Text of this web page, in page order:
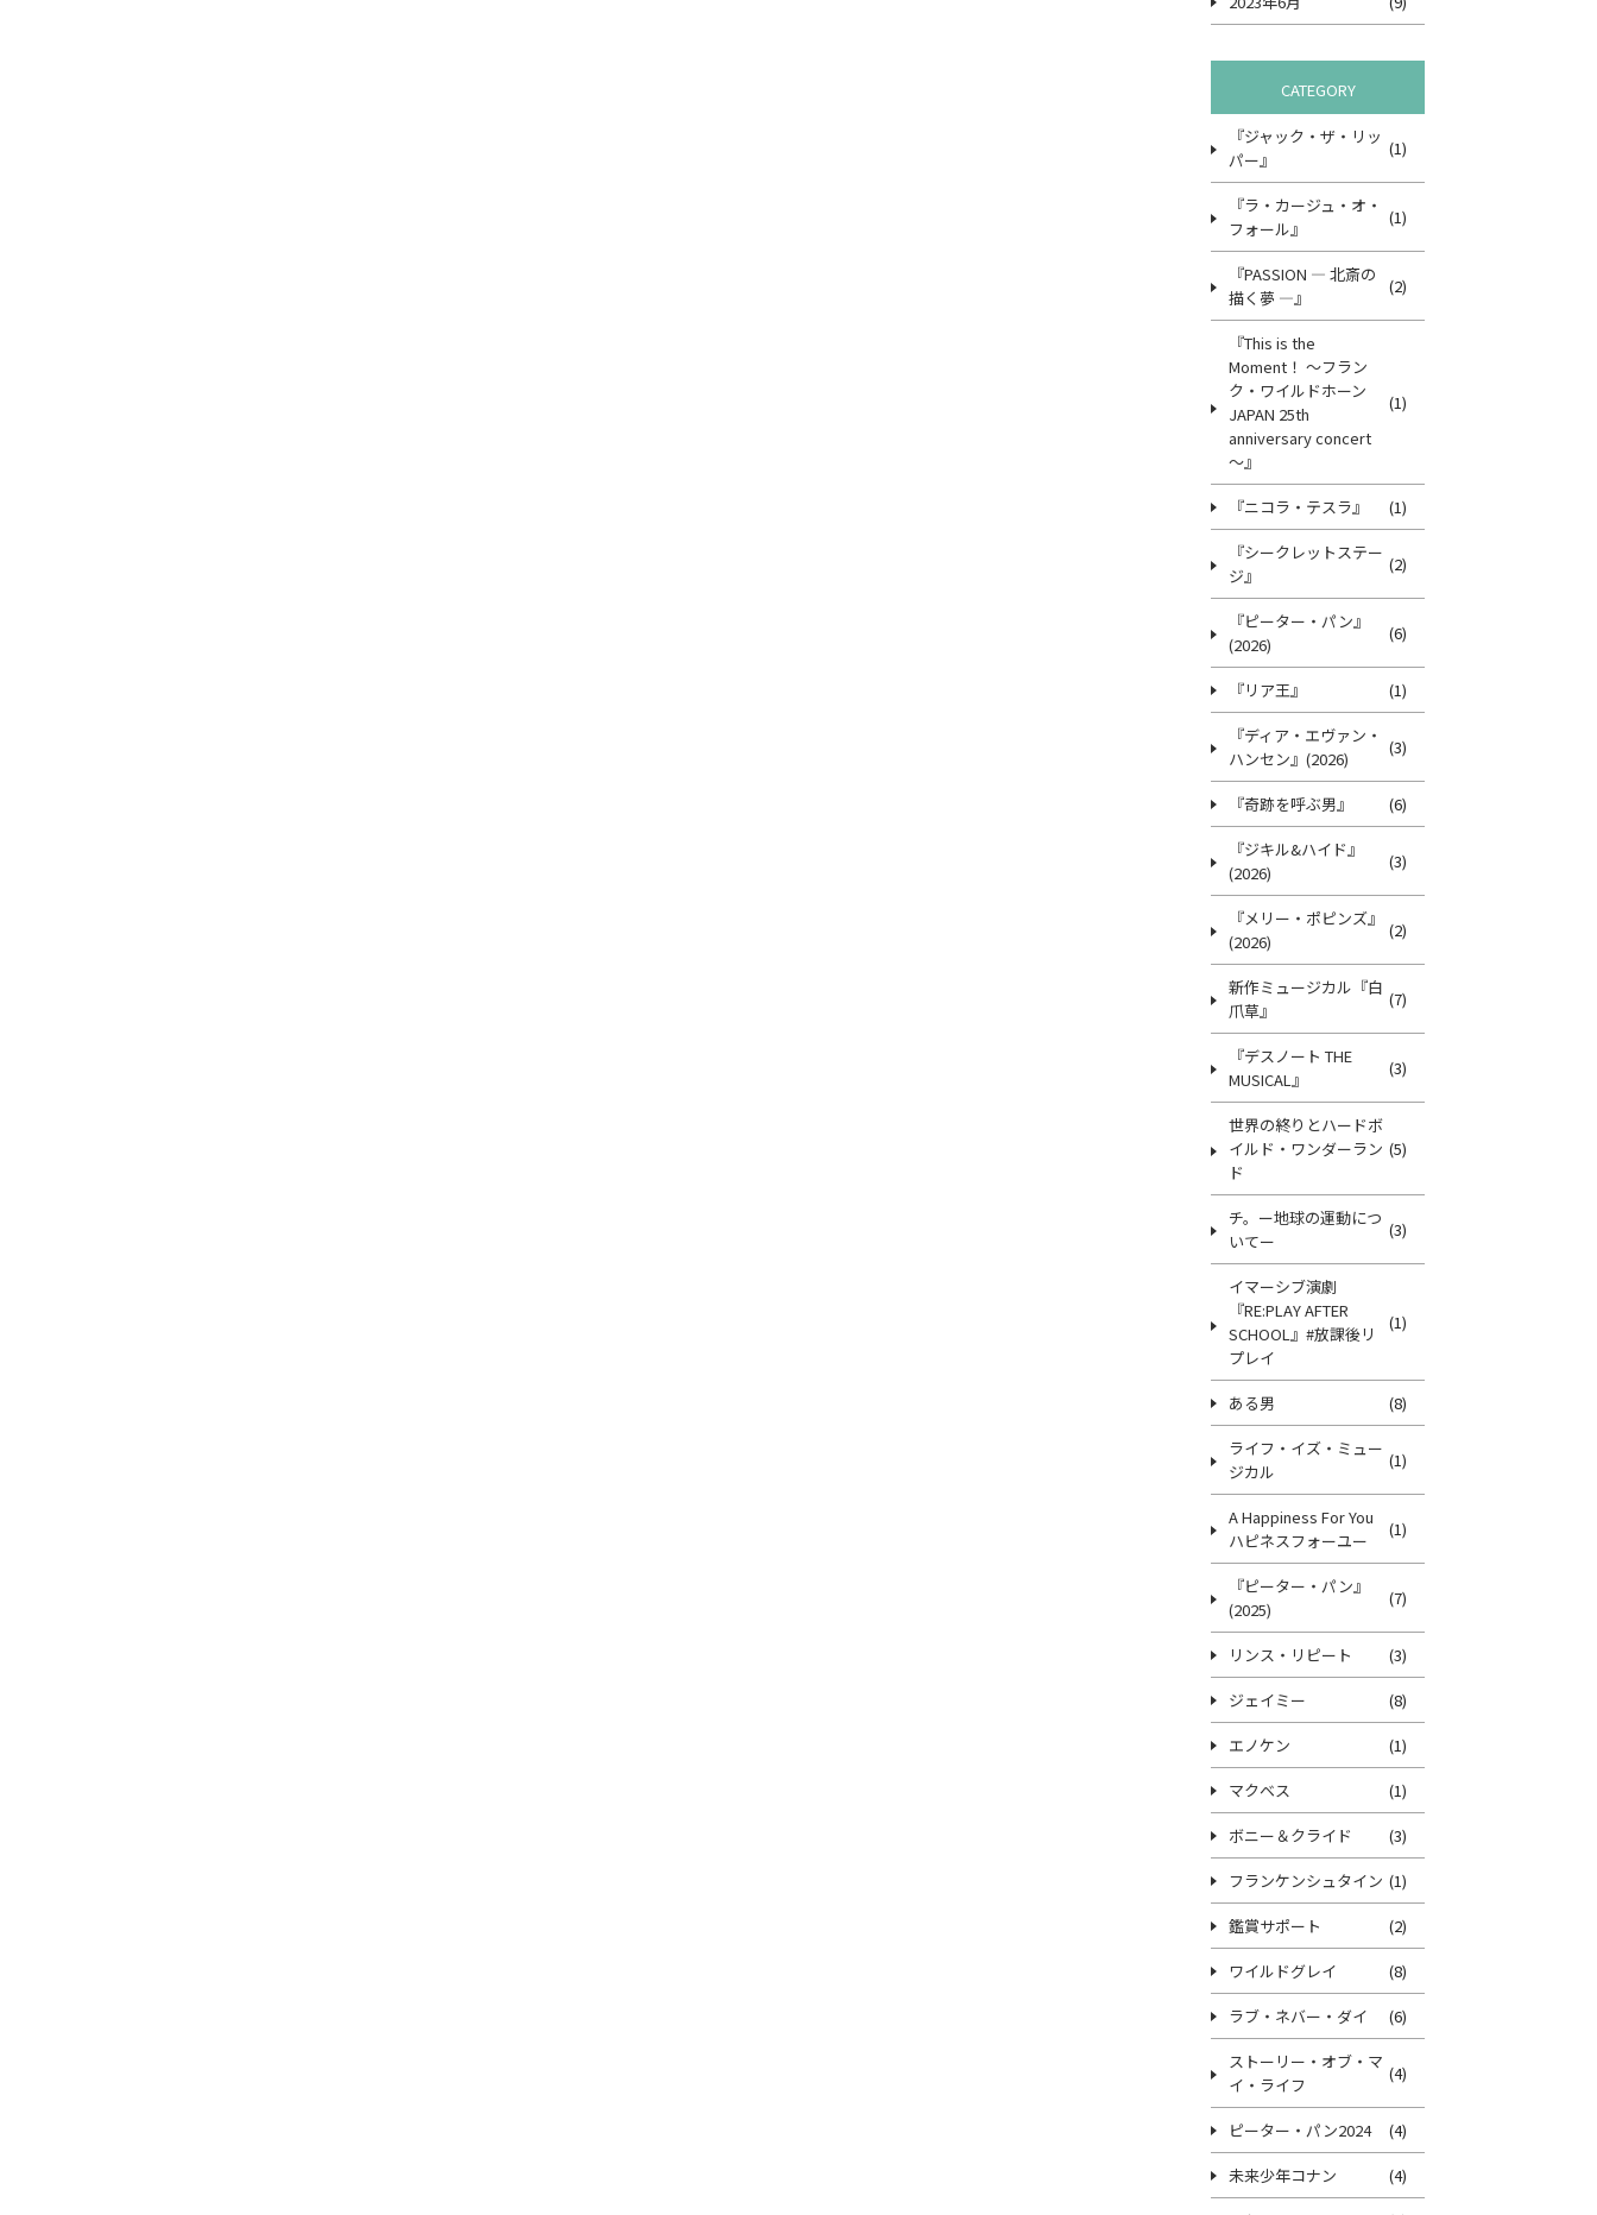
CATEGORY
『ジャック・ザ・リッ
パー』
(1)
『ラ・カージュ・オ・
フォール』
(1)
『PASSION ― 北斎の
描く夢 ―』
(2)
『This is the
Moment！ ～フラン
ク・ワイルドホーン
JAPAN 25th
anniversary concert
～』
(1)
『ニコラ・テスラ』
(1)
『シークレットステー
ジ』
(2)
『ピーター・パン』
(2026)
(6)
『リア王』
(1)
『ディア・エヴァン・
ハンセン』(2026)
(3)
『奇跡を呼ぶ男』
(6)
『ジキル&ハイド』
(2026)
(3)
『メリー・ポピンズ』
(2026)
(2)
新作ミュージカル『白
爪草』
(7)
『デスノート THE
MUSICAL』
(3)
世界の終りとハードボ
イルド・ワンダーラン
ド
(5)
チ。ー地球の運動につ
いてー
(3)
イマーシブ演劇
『RE:PLAY AFTER
SCHOOL』#放課後リ
プレイ
(1)
ある男
(8)
ライフ・イズ・ミュー
ジカル
(1)
A Happiness For You
ハピネスフォーユー
(1)
『ピーター・パン』
(2025)
(7)
リンス・リピート
(3)
ジェイミー
(8)
エノケン
(1)
マクベス
(1)
ボニー＆クライド
(3)
フランケンシュタイン (1)
鑑賞サポート
(2)
ワイルドグレイ
(8)
ラブ・ネバー・ダイ
(6)
ストーリー・オブ・マ
イ・ライフ
(4)
ピーター・パン2024
(4)
未来少年コナン
(4)